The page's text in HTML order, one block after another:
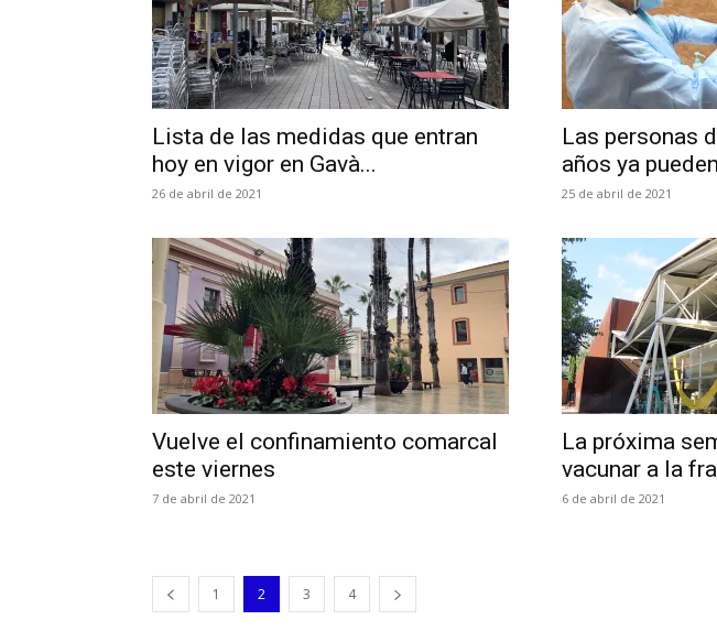
Lista de las medidas que entran
hoy en vigor en Gavà...
26 de abril de 2021
Las personas
años ya
25 de abril de 2021
Vuelve el confinamiento comarcal
este viernes
7 de abril de 2021
La próxima
vacunar a la
6 de abril de 2021
1 2 3 4